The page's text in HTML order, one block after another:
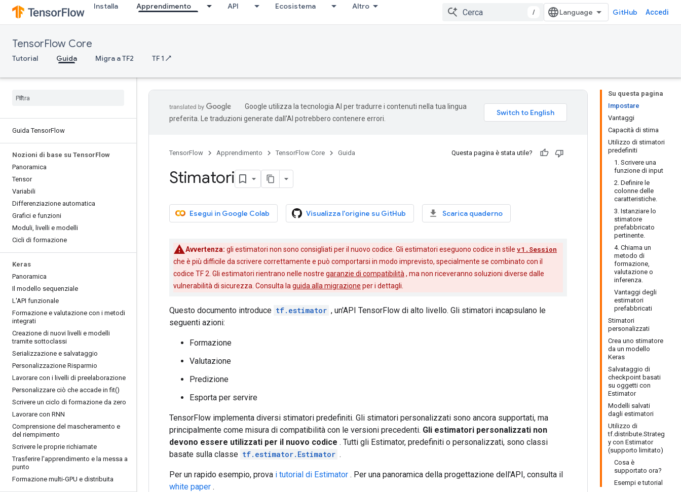
Installa Apprendimento API Ecosistema Altro
/ GitHub Accedi
TensorFlow Core
Tutorial Guida Migra a TF2 TF 1 ↗
Guida TensorFlow
Nozioni di base su TensorFlow
Panoramica
Tensor
Variabili
Differenziazione automatica
Grafici e funzioni
Moduli, livelli e modelli
Cicli di formazione
Keras
Panoramica
Il modello sequenziale
L'API funzionale
Formazione e valutazione con i metodi
integrati
Creazione di nuovi livelli e modelli
tramite sottoclassi
Serializzazione e salvataggio
Personalizzazione Risparmio
Lavorare con i livelli di preelaborazione
Personalizzare ciò che accade infit()
Scrivere un ciclo di formazione da zero
Lavorare con RNN
Comprensione del mascheramento e
del riempimento
Scrivere le proprie richiamate
Trasferire l'apprendimento e la messa a
punto
Formazione multi-GPU e distribuita
Su questa pagina
Impostare
Vantaggi
Capacità di stima
Utilizzo di stimatori
predefiniti
1. Scrivere una
funzione di input
2. Definire le
colonne delle
caratteristiche.
3. Istanziare lo
stimatore
prefabbricato
pertinente.
4. Chiama un
metodo di
formazione,
valutazione o
inferenza.
Vantaggi degli
estimatori
prefabbricati
Stimatori
personalizzati
Crea uno stimatore
da un modello
Keras
Salvataggio di
checkpoint basati
su oggetti con
Estimator
Modelli salvati
dagli estimatori
Utilizzo di
tf.distribute.Strateg
y con Estimator
(supporto limitato)
Cosa è
supportato ora?
Esempi e tutorial
Google utilizza la tecnologia AI per tradurre i contenuti nella tua lingua
preferita. Le traduzioni generate dall'AI potrebbero contenere errori.
TensorFlow Apprendimento TensorFlow Core Guida Questa pagina è stata utile?
Stimatori
Esegui in Google Colab Visualizza l'origine su GitHub Scarica quaderno
Avvertenza: gli estimatori non sono consigliati per il nuovo codice. Gli estimatori eseguono codice in stile v1.Session
che è più difficile da scrivere correttamente e può comportarsi in modo imprevisto, specialmente se combinato con il
codice TF 2. Gli estimatori rientrano nelle nostre garanzie di compatibilità , ma non riceveranno soluzioni diverse dalle
vulnerabilità di sicurezza. Consulta la guida alla migrazione per i dettagli.
Questo documento introduce tf.estimator , un'API TensorFlow di alto livello. Gli stimatori incapsulano le
seguenti azioni:
Formazione
Valutazione
Predizione
Esporta per servire
TensorFlow implementa diversi stimatori predefiniti. Gli stimatori personalizzati sono ancora supportati, ma
principalmente come misura di compatibilità con le versioni precedenti. Gli estimatori personalizzati non
devono essere utilizzati per il nuovo codice . Tutti gli Estimator, predefiniti o personalizzati, sono classi
basate sulla classe tf.estimator.Estimator .
Per un rapido esempio, prova i tutorial di Estimator . Per una panoramica della progettazione dell'API, consulta il
white paper .